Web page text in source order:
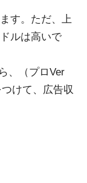
す。ただ、上
ルは高いで
、（プロVer
けて、広告収